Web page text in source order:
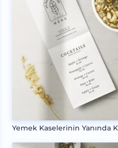
Yemek Kaselerinin Yanında